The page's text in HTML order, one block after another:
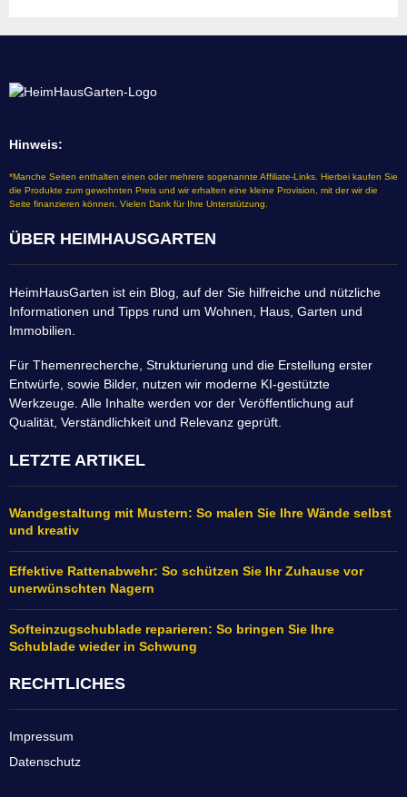
Hinweis:
*Manche Seiten enthalten einen oder mehrere sogenannte Affiliate-Links. Hierbei kaufen Sie
die Produkte zum gewohnten Preis und wir erhalten eine kleine Provision, mit der wir die
Seite finanzieren können. Vielen Dank für Ihre Unterstützung.
ÜBER HEIMHAUSGARTEN
HeimHausGarten ist ein Blog, auf der Sie hilfreiche und nützliche
Informationen und Tipps rund um Wohnen, Haus, Garten und
Immobilien.
Für Themenrecherche, Strukturierung und die Erstellung erster
Entwürfe, sowie Bilder, nutzen wir moderne KI-gestützte
Werkzeuge. Alle Inhalte werden vor der Veröffentlichung auf
Qualität, Verständlichkeit und Relevanz geprüft.
LETZTE ARTIKEL
Wandgestaltung mit Mustern: So malen Sie Ihre Wände selbst
und kreativ
Effektive Rattenabwehr: So schützen Sie Ihr Zuhause vor
unerwünschten Nagern
Softeinzugschublade reparieren: So bringen Sie Ihre
Schublade wieder in Schwung
RECHTLICHES
Impressum
Datenschutz